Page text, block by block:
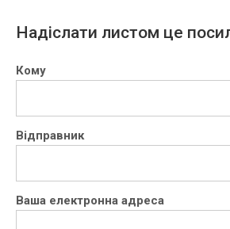
Надіслати листом це
Кому
Відправник
Ваша електронна адреса